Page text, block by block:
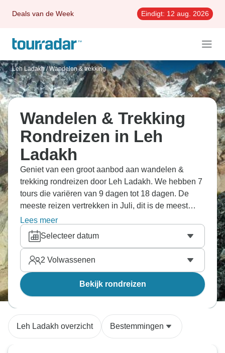
Deals van de Week Eindigt: 12 aug. 2026
Leh Ladakh / Wandelen & trekking
Wandelen & Trekking
Rondreizen in Leh
Ladakh
Geniet van een groot aanbod aan wandelen &
trekking rondreizen door Leh Ladakh. We hebben 7
tours die variëren van 9 dagen tot 18 dagen. De
meeste reizen vertrekken in Juli, dit is de meest
geliefde maand om te gaan.
Lees meer
Selecteer datum
2 Volwassenen
Bekijk rondreizen
Leh Ladakh overzicht Bestemmingen